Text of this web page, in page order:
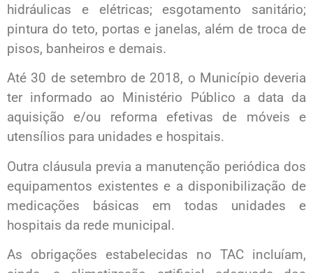
hidráulicas e elétricas; esgotamento sanitário;
pintura do teto, portas e janelas, além de troca de
pisos, banheiros e demais.
Até 30 de setembro de 2018, o Município deveria
ter informado ao Ministério Público a data da
aquisição e/ou reforma efetivas de móveis e
utensílios para unidades e hospitais.
Outra cláusula previa a manutenção periódica dos
equipamentos existentes e a disponibilização de
medicações básicas em todas unidades e
hospitais da rede municipal.
As obrigações estabelecidas no TAC incluíam,